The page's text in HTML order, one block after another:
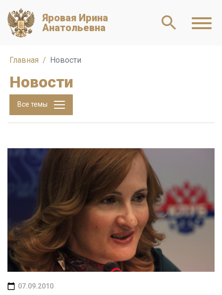
Яровая Ирина
Анатольевна
Главная Новости
Новости
Все темы
07.09.2010